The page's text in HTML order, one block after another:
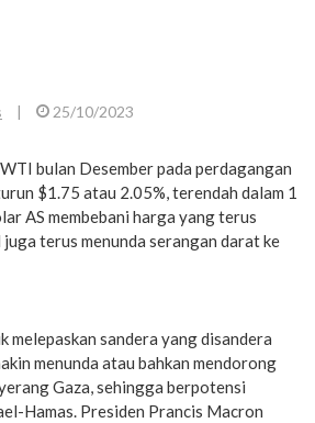
| 25/10/2023
bulan Desember pada perdagangan
$1.75 atau 2.05%, terendah dalam 1
AS membebani harga yang terus
terus menunda serangan darat ke
melepaskan sandera yang disandera
menunda atau bahkan mendorong
Gaza, sehingga berpotensi
Hamas. Presiden Prancis Macron